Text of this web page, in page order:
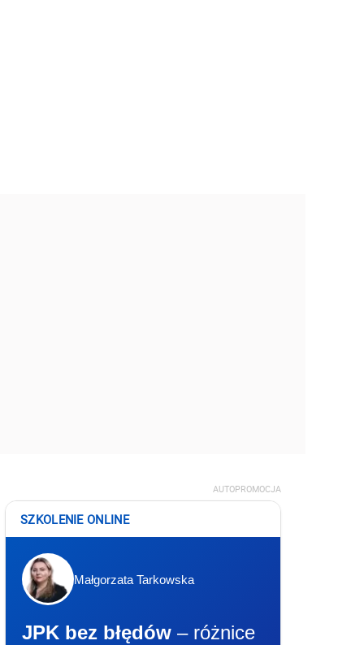
AUTOPROMOCJA
SZKOLENIE ONLINE
Małgorzata Tarkowska
JPK bez błędów – różnice